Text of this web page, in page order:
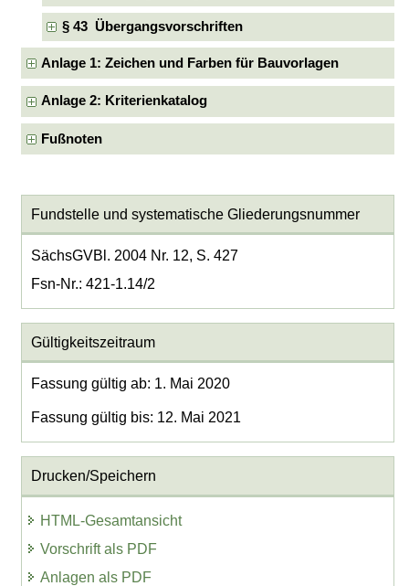
§ 43 Übergangsvorschriften
Anlage 1: Zeichen und Farben für Bauvorlagen
Anlage 2: Kriterienkatalog
Fußnoten
Fundstelle und systematische Gliederungsnummer
SächsGVBl. 2004 Nr. 12, S. 427
Fsn-Nr.: 421-1.14/2
Gültigkeitszeitraum
Fassung gültig ab: 1. Mai 2020
Fassung gültig bis: 12. Mai 2021
Drucken/Speichern
HTML-Gesamtansicht
Vorschrift als PDF
Anlagen als PDF